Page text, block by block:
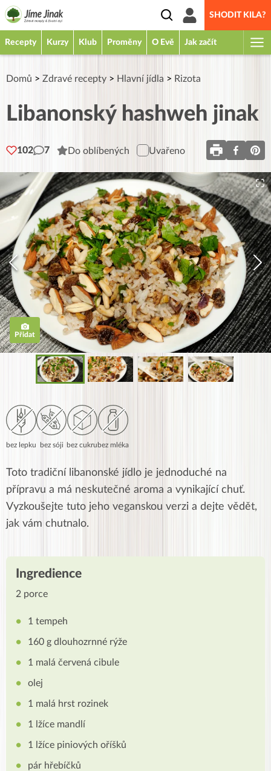
SHODIT KILA?
Recepty Kurzy Klub Proměny O Evě Jak začít
Domů > Zdravé recepty > Hlavní jídla > Rizota
Libanonský hashweh jinak
102 7 Do oblíbených Uvařeno
Přidat
bez lepku bez sóji bez cukrubez mléka
Toto tradiční libanonské jídlo je jednoduché na
přípravu a má neskutečné aroma a vynikající chuť.
Vyzkoušejte tuto jeho veganskou verzi a dejte vědět,
jak vám chutnalo.
Ingredience
2 porce
1 tempeh
160 g dlouhozrnné rýže
1 malá červená cibule
olej
1 malá hrst rozinek
1 lžíce mandlí
1 lžíce piniových oříšků
pár hřebíčků